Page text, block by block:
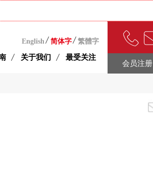
English 简体字 繁體字
关于我们 最受关注
会员注册